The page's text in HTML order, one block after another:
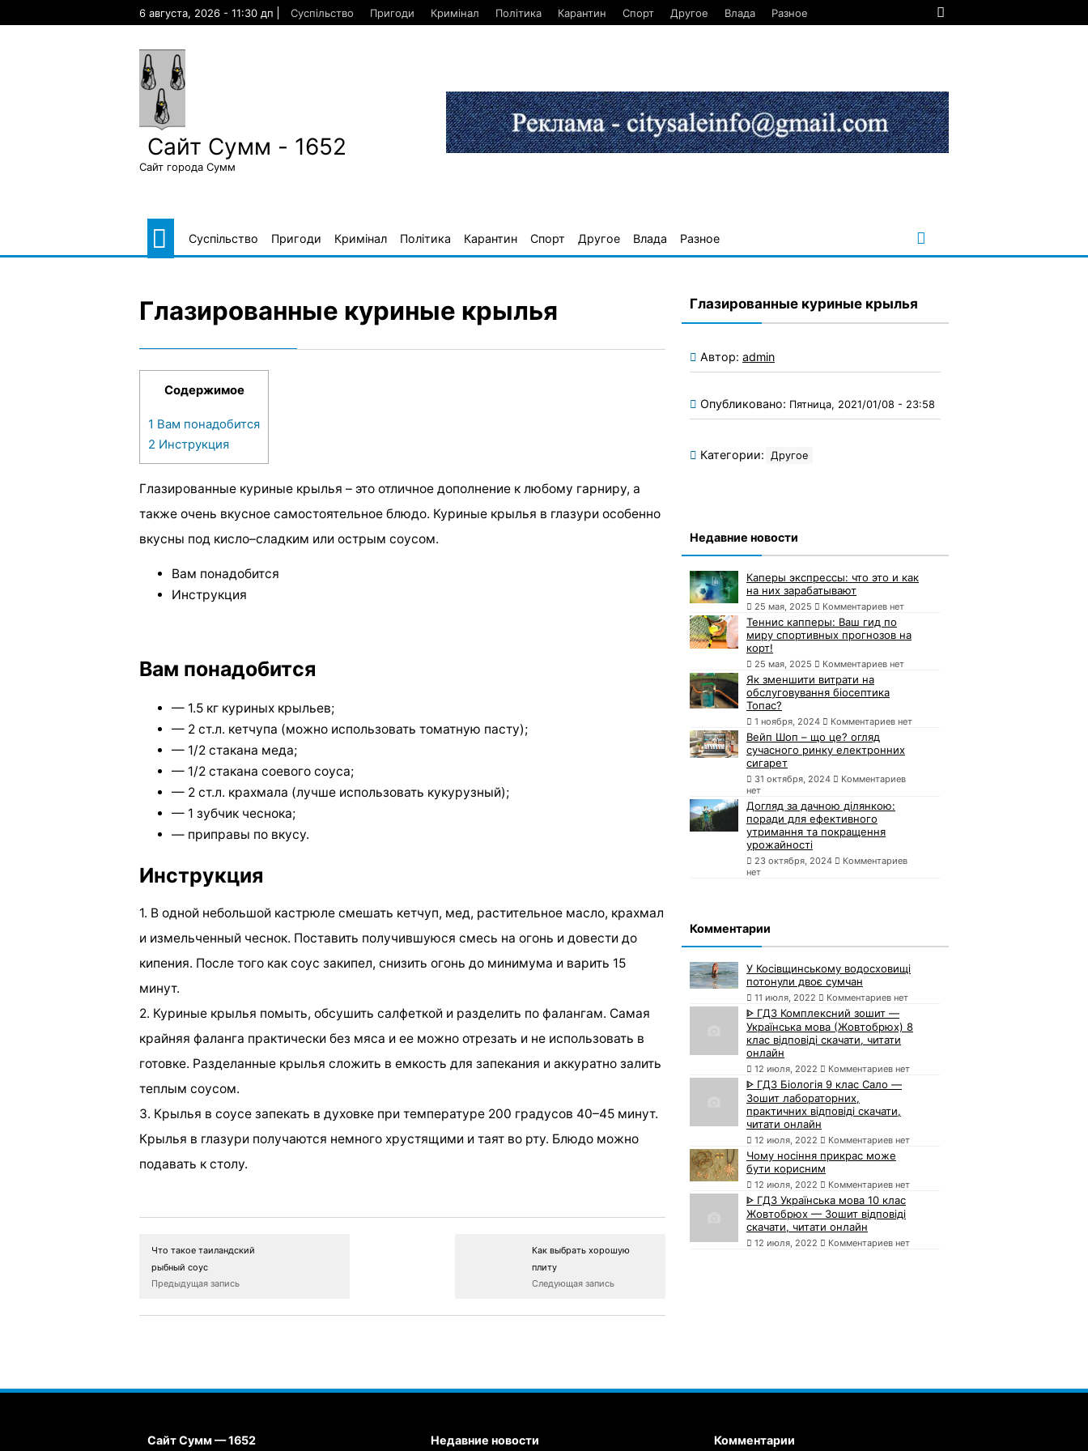
6 августа, 2026 - 11:30 дп Суспільство Пригоди Кримінал Політика Карантин Спорт Другое Влада Разное
Сайт Сумм - 1652
Сайт города Сумм
Суспільство Пригоди Кримінал Політика Карантин Спорт Другое Влада Разное
Глазированные куриные крылья
Содержимое
1 Вам понадобится
2 Инструкция
Глазированные куриные крылья – это отличное дополнение к любому гарниру, а
также очень вкусное самостоятельное блюдо. Куриные крылья в глазури особенно
вкусны под кисло–сладким или острым соусом.
Вам понадобится
Инструкция
Вам понадобится
— 1.5 кг куриных крыльев;
— 2 ст.л. кетчупа (можно использовать томатную пасту);
— 1/2 стакана меда;
— 1/2 стакана соевого соуса;
— 2 ст.л. крахмала (лучше использовать кукурузный);
— 1 зубчик чеснока;
— приправы по вкусу.
Инструкция
1. В одной небольшой кастрюле смешать кетчуп, мед, растительное масло, крахмал
и измельченный чеснок. Поставить получившуюся смесь на огонь и довести до
кипения. После того как соус закипел, снизить огонь до минимума и варить 15
минут.
2. Куриные крылья помыть, обсушить салфеткой и разделить по фалангам. Самая
крайняя фаланга практически без мяса и ее можно отрезать и не использовать в
готовке. Разделанные крылья сложить в емкость для запекания и аккуратно залить
теплым соусом.
3. Крылья в соусе запекать в духовке при температуре 200 градусов 40–45 минут.
Крылья в глазури получаются немного хрустящими и таят во рту. Блюдо можно
подавать к столу.
Что такое таиландский
рыбный соус
Предыдущая запись
Как выбрать хорошую
плиту
Следующая запись
Глазированные куриные крылья
Автор: admin
Опубликовано: Пятница, 2021/01/08 - 23:58
Категории: Другое
Недавние новости
Каперы экспрессы: что это и как
на них зарабатывают
25 мая, 2025 Комментариев нет
Теннис капперы: Ваш гид по
миру спортивных прогнозов на
корт!
25 мая, 2025 Комментариев нет
Як зменшити витрати на
обслуговування біосептика
Топас?
1 ноября, 2024 Комментариев нет
Вейп Шоп – що це? огляд
сучасного ринку електронних
сигарет
31 октября, 2024
Комментариев
нет
Догляд за дачною ділянкою:
поради для ефективного
утримання та покращення
урожайності
23 октября, 2024
Комментариев
нет
Комментарии
У Косівщинському водосховищі
потонули двоє сумчан
11 июля, 2022 Комментариев нет
ᐈ ГДЗ Комплексний зошит —
Українська мова (Жовтобрюх) 8
клас відповіді скачати, читати
онлайн
12 июля, 2022 Комментариев нет
ᐈ ГДЗ Біологія 9 клас Сало —
Зошит лабораторних,
практичних відповіді скачати,
читати онлайн
12 июля, 2022 Комментариев нет
Чому носіння прикрас може
бути корисним
12 июля, 2022 Комментариев нет
ᐈ ГДЗ Українська мова 10 клас
Жовтобрюх — Зошит відповіді
скачати, читати онлайн
12 июля, 2022 Комментариев нет
Сайт Сумм — 1652 Недавние новости Комментарии